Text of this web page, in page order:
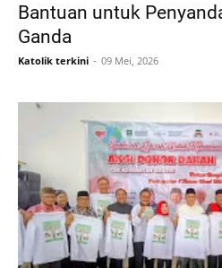
Bantuan untuk
Ganda
Katolik terkini 09 Mei, 2026